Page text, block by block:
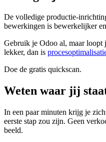
De volledige productie-
bewerkingen is bewerkelijker
Gebruik je Odoo al, maar loopt
lekker, dan is
Doe de gratis quickscan.
Weten waar jij
In een paar minuten krijg je
eerste stap zou zijn. Geen
beeld.